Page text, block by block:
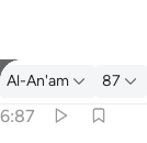
Тафсир: Al-An'am
Al-An'am 87
6:87